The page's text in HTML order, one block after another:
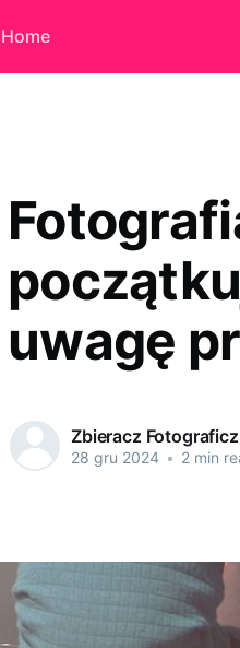
Home
uwagę
Zbieracz
28 gru 2024 • 2 min